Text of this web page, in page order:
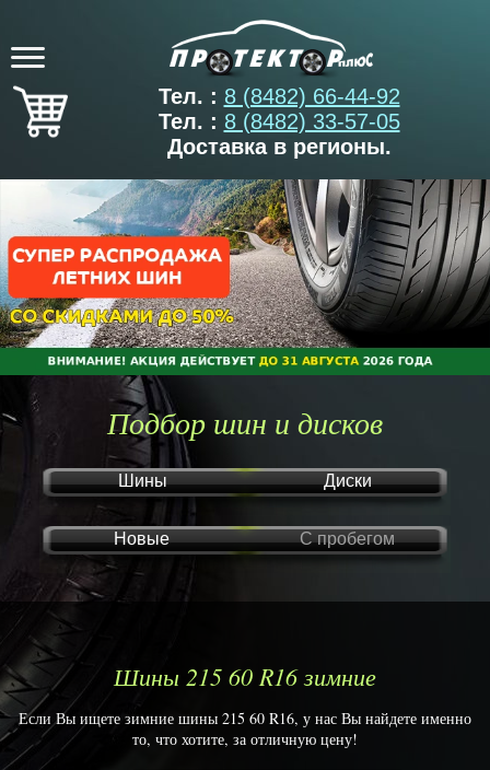
Тел. : 8 (8482) 66-44-92
Тел. : 8 (8482) 33-57-05
Доставка в регионы.
Подбор шин и дисков
Шины Диски
Новые С пробегом
Шины 215 60 R16 зимние
Если Вы ищете зимние шины 215 60 R16, у нас Вы найдете именно
то, что хотите, за отличную цену!